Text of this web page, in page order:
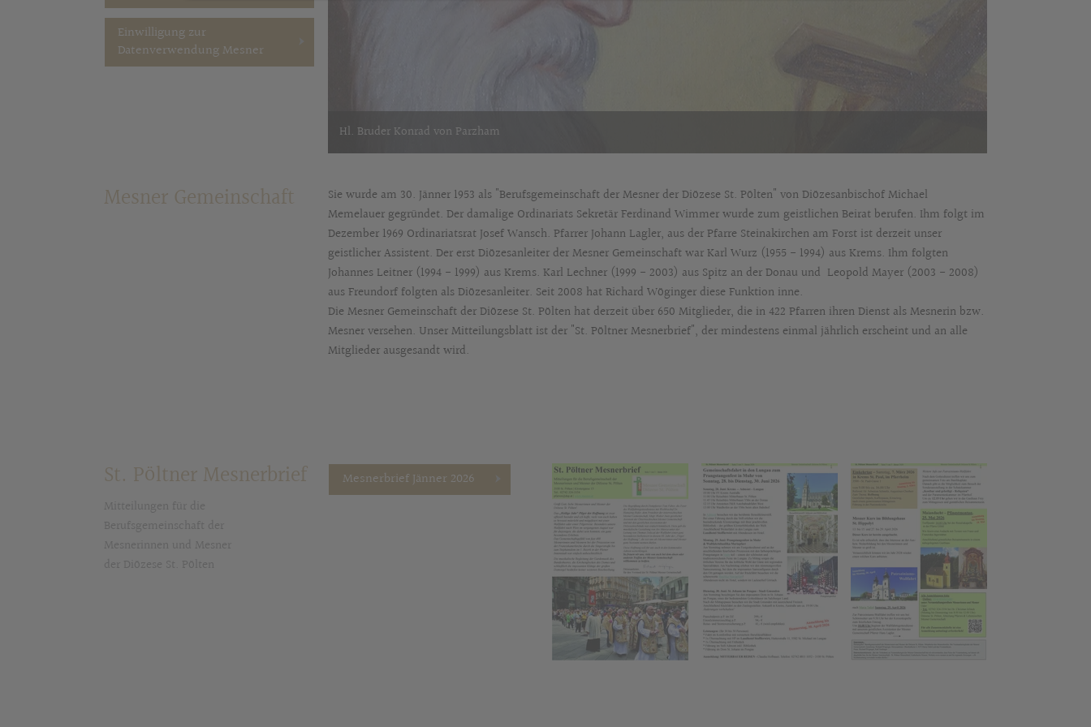
Einwilligung zur
Datenverwendung Mesner
Hl. Bruder Konrad von Parzham
Mesner Gemeinschaft
Sie wurde am 30. Jänner 1953 als "Berufsgemeinschaft der Mesner der Diözese St. Pölten" von Diözesanbischof Michael
Memelauer gegründet. Der damalige Ordinariats Sekretär Ferdinand Wimmer wurde zum geistlichen Beirat berufen. Ihm folgt im
Dezember 1969 Ordinariatsrat Josef Wansch. Pfarrer Johann Lagler, aus der Pfarre Steinakirchen am Forst ist derzeit unser
geistlicher Assistent. Der erst Diözesanleiter der Mesner Gemeinschaft war Karl Wurz (1955 - 1994) aus Krems. Ihm folgten
Johannes Leitner (1994 - 1999) aus Krems. Karl Lechner (1999 - 2003) aus Spitz an der Donau und Leopold Mayer (2003 - 2008)
aus Freundorf folgten als Diözesanleiter. Seit 2008 hat Richard Wöginger diese Funktion inne.
Die Mesner Gemeinschaft der Diözese St. Pölten hat derzeit über 650 Mitglieder, die in 422 Pfarren ihren Dienst als Mesnerin bzw.
Mesner versehen. Unser Mitteilungsblatt ist der "St. Pöltner Mesnerbrief", der mindestens einmal jährlich erscheint und an alle
Mitglieder ausgesandt wird.
St. Pöltner Mesnerbrief
Mitteilungen für die
Berufsgemeinschaft der
Mesnerinnen und Mesner
der Diözese St. Pölten
Mesnerbrief Jänner 2026